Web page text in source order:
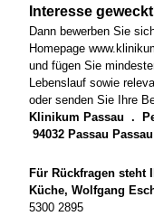
Interesse
Dann bewerben Sie
Homepage
und fügen Sie
Lebenslauf sowie
oder senden Sie Ihre
Klinikum Passau .
94032 Passau Passau
Für Rückfragen steht
Küche, Wolfgang
5300 2895